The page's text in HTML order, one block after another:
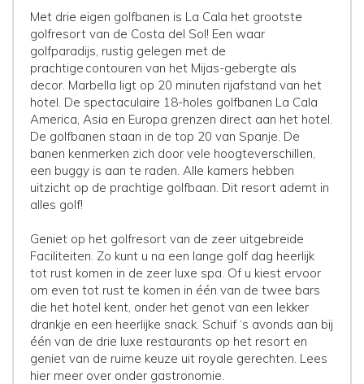
Faciliteiten
Kaart
Golfbanen
Prijzen & boeken
Met drie eigen golfbanen is La Cala het grootste
golfresort van de Costa del Sol! Een waar
golfparadijs, rustig gelegen met de
prachtige contouren van het Mijas-gebergte als
decor. Marbella ligt op 20 minuten rijafstand van het
hotel. De spectaculaire 18-holes golfbanen La Cala
America, Asia en Europa grenzen direct aan het hotel.
De golfbanen staan in de top 20 van Spanje. De
banen kenmerken zich door vele hoogteverschillen,
een buggy is aan te raden. Alle kamers hebben
uitzicht op de prachtige golfbaan. Dit resort ademt in
alles golf!
Geniet op het golfresort van de zeer uitgebreide
Faciliteiten. Zo kunt u na een lange golf dag heerlijk
tot rust komen in de zeer luxe spa. Of u kiest ervoor
om even tot rust te komen in één van de twee bars
die het hotel kent, onder het genot van een lekker
drankje en een heerlijke snack. Schuif ‘s avonds aan bij
één van de drie luxe restaurants op het resort en
geniet van de ruime keuze uit royale gerechten. Lees
hier meer over onder gastronomie.